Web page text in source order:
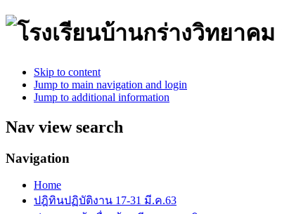
Skip to content
Jump to main navigation and login
Jump to additional information
Nav view search
Navigation
Home
ปฎิทินปฏิบัติงาน 17-31 มี.ค.63